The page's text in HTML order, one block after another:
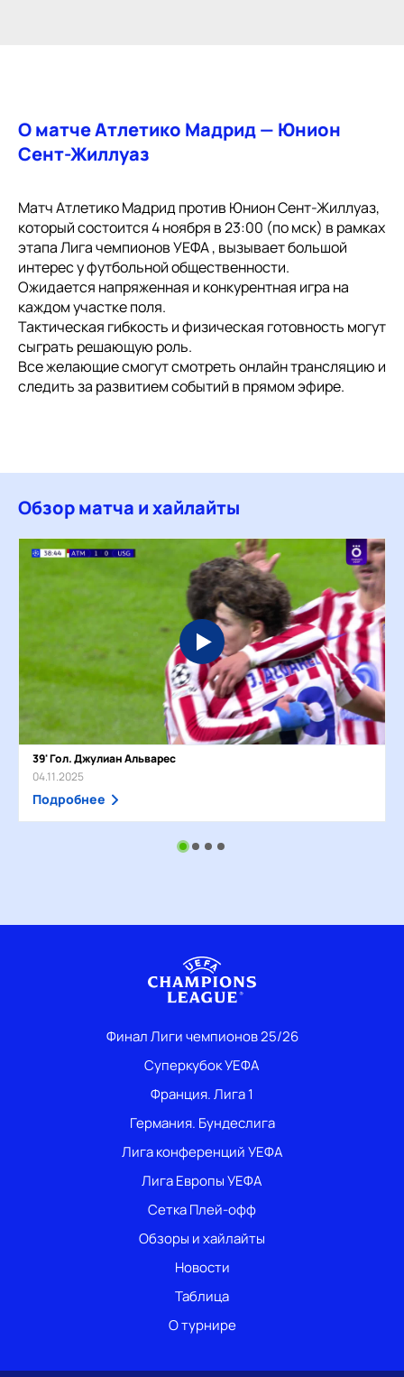
О матче Атлетико Мадрид — Юнион
Сент-Жиллуаз
Матч Атлетико Мадрид против Юнион Сент-Жиллуаз,
который состоится 4 ноября в 23:00 (по мск) в рамках
этапа Лига чемпионов УЕФА , вызывает большой
интерес у футбольной общественности.
Ожидается напряженная и конкурентная игра на
каждом участке поля.
Тактическая гибкость и физическая готовность могут
сыграть решающую роль.
Все желающие смогут смотреть онлайн трансляцию и
следить за развитием событий в прямом эфире.
Обзор матча и хайлайты
39' Гол. Джулиан Альварес
04.11.2025
Подробнее
Финал Лиги чемпионов 25/26
Суперкубок УЕФА
Франция. Лига 1
Германия. Бундеслига
Лига конференций УЕФА
Лига Европы УЕФА
Сетка Плей-офф
Обзоры и хайлайты
Новости
Таблица
О турнире